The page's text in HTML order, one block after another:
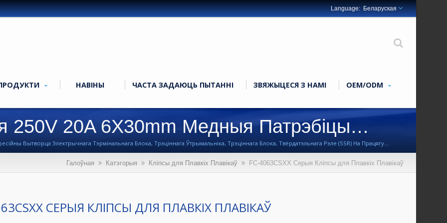
Беларуская
НАВІНЫ ЧАСТА ЗАДАЮЦЬ ПЫТАННІ ЗВЯЖЫЦЕСЯ З НАМІ OEM/ODM
250V 20A 6X30mm Медныя Патрэбіцы
Вытворца Электрычнага Тэрмінальнага Блока, Трэціннага Ўтрымальніка, Трэціннага Блока, Твёрдатэльнага Рэле (SSR) На Працягу
Галоўная
Катэгорыя Кліпсы для Плавкіх Плавікаў FC-4063CSXX Серыя Кліпсы для Плавкіх Плавікаў
СЕРЫЯ КЛІПСЫ ДЛЯ ПЛАВКІХ ПЛАВІКАЎ